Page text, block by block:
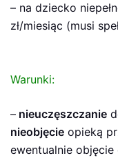
– na dziecko
zł/miesiąc (musi
Warunki:
– nieuczęszczanie
nieobjęcie opieką
ewentualnie